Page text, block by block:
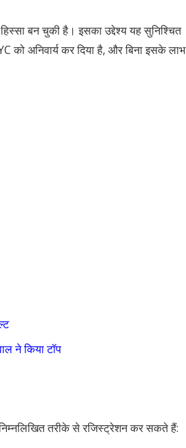
बन चुकी है। इसका उद्देश्य यह सुनिश्चित
को अनिवार्य कर दिया है, और बिना इसके लाभ
ने किया टॉप
तरीके से रजिस्ट्रेशन कर सकते हैं: